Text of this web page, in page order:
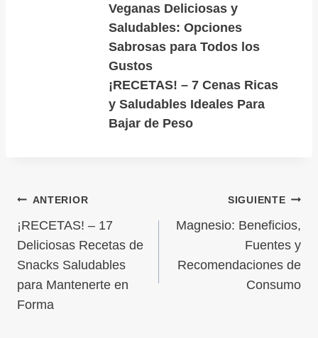
Veganas Deliciosas y
Saludables: Opciones
Sabrosas para Todos los
Gustos
¡RECETAS! – 7 Cenas Ricas
y Saludables Ideales Para
Bajar de Peso
ANTERIOR
¡RECETAS! – 17
Deliciosas Recetas de
Snacks Saludables
para Mantenerte en
Forma
SIGUIENTE
Magnesio: Beneficios,
Fuentes y
Recomendaciones de
Consumo